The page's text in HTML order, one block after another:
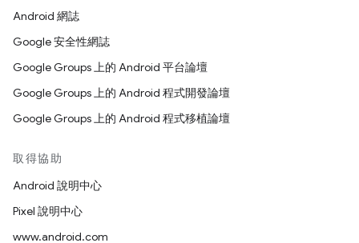
Android 網誌
Google 安全性網誌
Google Groups 上的 Android 平台論壇
Google Groups 上的 Android 程式開發論壇
Google Groups 上的 Android 程式移植論壇
取得協助
Android 說明中心
Pixel 說明中心
www.android.com